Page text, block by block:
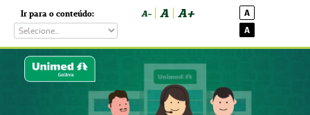
Ir para o conteúdo: A- A A+
A
A